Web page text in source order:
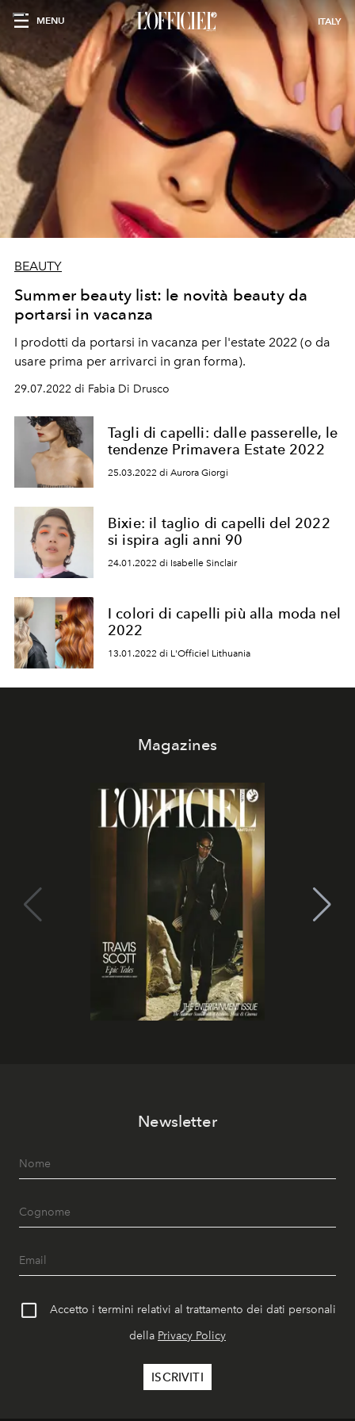
MENU ITALY
BEAUTY
Summer beauty list: le novità beauty da
portarsi in vacanza
I prodotti da portarsi in vacanza per l'estate 2022 (o da
usare prima per arrivarci in gran forma).
29.07.2022 di Fabia Di Drusco
Tagli di capelli: dalle passerelle, le
tendenze Primavera Estate 2022
25.03.2022 di Aurora Giorgi
Bixie: il taglio di capelli del 2022
si ispira agli anni 90
24.01.2022 di Isabelle Sinclair
I colori di capelli più alla moda nel
2022
13.01.2022 di L'Officiel Lithuania
Magazines
Newsletter
Accetto i termini relativi al trattamento dei dati personali
della Privacy Policy